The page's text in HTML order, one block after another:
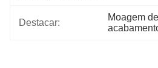
Destacar:
Moagem